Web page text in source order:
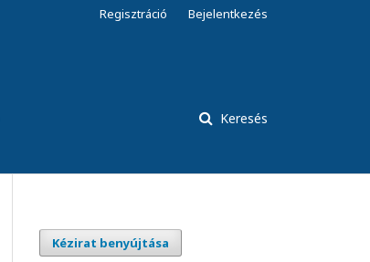
Keresés
Regisztráció Bejelentkezés
Kézirat benyújtása